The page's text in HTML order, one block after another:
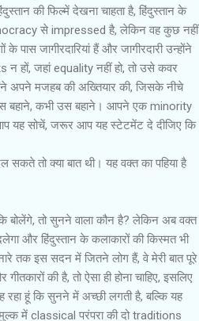
की फिल्‍में देखना चाहता है, हिंदुस्‍तान के
से impressed है, लेकिन वह कुछ नहीं
जागीरदारियां हैं और जागीरदारी उन्‍होंने
हों, जहां equality नहीं हो, तो उसे कवर
अपने मजहब की अख्तियार की, जिसके नीचे
बहाने, कभी उस बहाने। आपने एक minority
आप यह सोचें, जरूर आप यह स्‍टेटमेंट दे दीजिए कि
तो क्या बात थी। यह वक्‍त का पहिया है
तो सुनने वाला कौन है? लेकिन अब वक्‍त
और हिंदुस्‍तान के कलाकारों की किस्‍मत भी
तक इस सदन में जितने लोग हैं, वे मेरी बात पूरे
की है, तो ऐसा ही होना चाहिए, इसलिए
रहा हूं कि सुनने में अच्छी लगती है, बल्कि यह
में classical परंपरा की दो traditions